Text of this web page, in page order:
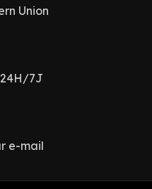
Union
7J
e-mail